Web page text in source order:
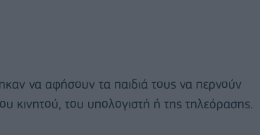
να αφήσουν τα παιδιά τους να περνούν
κινητού, του υπολογιστή ή της τηλεόρασης.